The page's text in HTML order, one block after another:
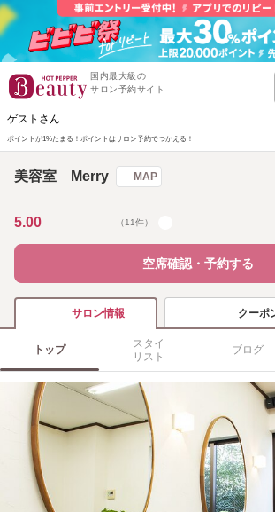
国内最大級の
サロン予約サイト
ゲストさん
ポイントが1%たまる！ ポイントはサロン予約でつかえる！
美容室 Merry MAP
5.00 （11件）
空席確認・予約する
サロン情報 クーポ
トップ
スタイ
リスト
ブログ